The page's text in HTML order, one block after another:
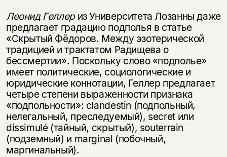
Леонид Геллериз Университета Лозанны даже
предлагает градацию подполья в статье
«Скрытый Фёдоров. Между эзотерической
традицией и трактатом Радищева о
бессмертии». Поскольку слово «подполье»
имеет политические, социологические и
юридические коннотации, Геллер предлагает
четыре степени выраженности признака
«подпольности»: clandestin (подпольный,
нелегальный, преследуемый), secret или
dissimulé (тайный, скрытый), souterrain
(подземный) и marginal (побочный,
маргинальный).